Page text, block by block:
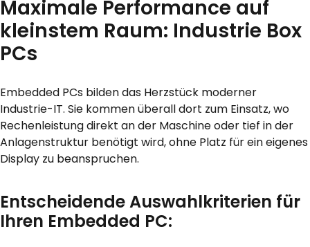
Beiträge
Maximale Performance auf
kleinstem Raum: Industrie Box
PCs
Embedded PCs bilden das Herzstück moderner
Industrie-IT. Sie kommen überall dort zum Einsatz, wo
Rechenleistung direkt an der Maschine oder tief in der
Anlagenstruktur benötigt wird, ohne Platz für ein eigenes
Display zu beanspruchen.
Entscheidende Auswahlkriterien für
Ihren Embedded PC: